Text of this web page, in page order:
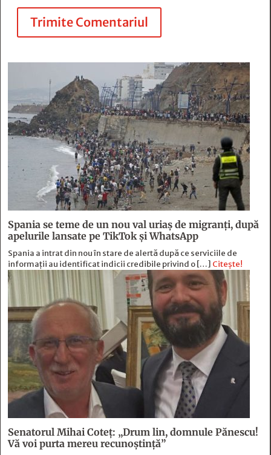
Trimite Comentariul
Spania se teme de un nou val uriaș de migranți, după
apelurile lansate pe TikTok și WhatsApp
Spania a intrat din nou în stare de alertă după ce serviciile de
informații au identificat indicii credibile privind o […] Citește!
Senatorul Mihai Coteț: „Drum lin, domnule Pănescu!
Vă voi purta mereu recunoștință”